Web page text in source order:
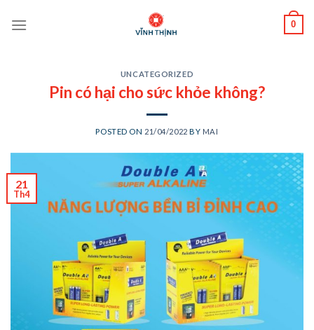
0
UNCATEGORIZED
Pin có hại cho sức khỏe không?
POSTED ON 21/04/2022 BY MAI
21
Th4